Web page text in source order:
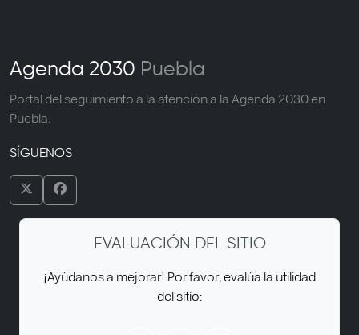
Agenda 2030 Puebla
Portal del seguimiento a la atención a la Agenda 2030 en
Puebla.
SÍGUENOS
EVALUACIÓN DEL SITIO
¡Ayúdanos a mejorar! Por favor, evalúa la utilidad
del sitio: